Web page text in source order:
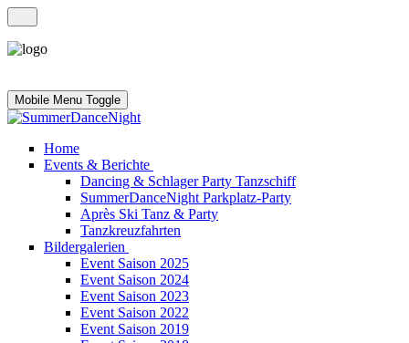
Mobile Menu Toggle
Home
Events & Berichte
Dancing & Schlager Party Tanzschiff
SummerDanceNight Parkplatz-Party
Après Ski Tanz & Party
Tanzkreuzfahrten
Bildergalerien
Event Saison 2025
Event Saison 2024
Event Saison 2023
Event Saison 2022
Event Saison 2019